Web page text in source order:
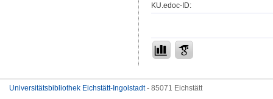
KU.edoc-ID:
Universitätsbibliothek Eichstätt-Ingolstadt- 85071 Eichstätt